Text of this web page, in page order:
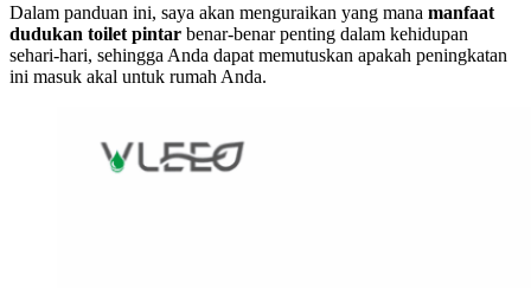
Dalam panduan ini, saya akan menguraikan yang mana manfaat
dudukan toilet pintar benar-benar penting dalam kehidupan
sehari-hari, sehingga Anda dapat memutuskan apakah peningkatan
ini masuk akal untuk rumah Anda.